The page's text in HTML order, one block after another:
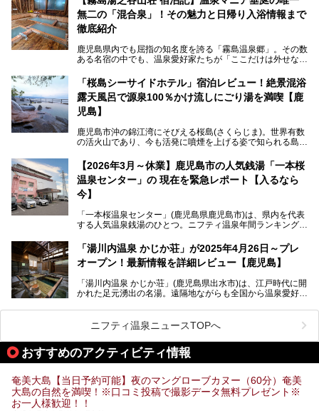
さらに、源泉100％かけ流しのツルツル美肌湯を堪能できる
点にも注目すべき。30年以上全国の温泉を巡った筆者の経
験上、穴場中の穴場と言っても決して過言ではありません。
今回は「ちくりん温泉」の家族風呂・大衆風呂・宿泊施設に
ついて、徹底レビューします！
無二の「混合泉」！その魅力と日帰り入浴情報まで
徹底紹介
鹿児島県内でも屈指の知名度を誇る「霧島温泉郷」。その数
ある名宿の中でも、温泉愛好家たちが「ここだけは外せな
山荘）」です。
最大の魅力は、ここでしか体験できない絶妙なバランスの
「自噴混合泉」。今回は、その極上の湯を心ゆくまで堪能す
べく宿泊し、実際に感じたお湯のちからと宿の魅力を詳しく
レポートします。
また、気軽に立ち寄りたい方のための「日帰り入浴情報」も
併せて解説。温泉マニアをも唸らせる“生きたお湯”の正体に
迫ります。
「桜島シーサイドホテル」宿泊レビュー！絶景混浴
露天風呂で源泉100％かけ流しにごり湯を満喫【鹿
児島】
鹿児島市沖の錦江湾にそびえる桜島(さくらじま)。世界有数
の活火山であり、今も活発に噴煙を上げる姿で知られる島で
ートホテル。最大の魅力が、錦江湾に面した絶景混浴露天風
呂でしょう。源泉100％かけ流しのにごり湯は、多くの温泉
ファンを魅了する存在です。
今回筆者自ら宿泊。桜島シーサイドホテルの“温泉”はじめ、
食事やアクセスなど詳細レビューします。
【2026年3月～休業】鹿児島市の人気銭湯「一本桜
温泉センター」の 現在を緊急レポート【入るなら
今】
「一本桜温泉センター」(鹿児島県鹿児島市)は、県内を代表
する人気温泉銭湯のひとつ。ニフティ温泉年間ランキング2
営業なので、就寝前の入浴や寝起き一番の朝湯など利便性が
抜群！ 多くの常連客やファンでいつも賑わっています。し
かし建物の老朽化に伴い、2026年2月28日24時をもって休
は約2年後を予定しています。
「湯川内温泉 かじか荘」が2025年4月26日～プレ
オープン！最新情報を詳細レビュー【鹿児島】
「湯川内温泉 かじか荘」(鹿児島県出水市)は、江戸時代に開
かれた足元湧出の名湯。遠隔地ながらも全国から温泉愛好家
いえる存在です。2023年にいったん閉館しましたが、その
後経営が変わり、復旧作業を実施。2025年4月26日に日帰
り入浴施設としてプレオープンしました。
乗り込みましたが、今回もオープン前日から初日にかけて現
地訪問。リニューアルした浴室・最新情報を中心に、以前と
の相違点や注意事項などを詳細レビューします。
ニフティ温泉ニュースTOPへ
おすすめのアクティビティ情報
奄美大島【当日予約可能】夜のマングローブカヌー（60分）奄美
大島の自然を満喫！※口コミ投稿で撮影データ無料プレゼント※
お一人様歓迎！！